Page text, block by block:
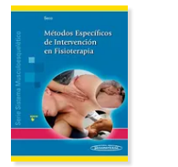
50%
dcto.